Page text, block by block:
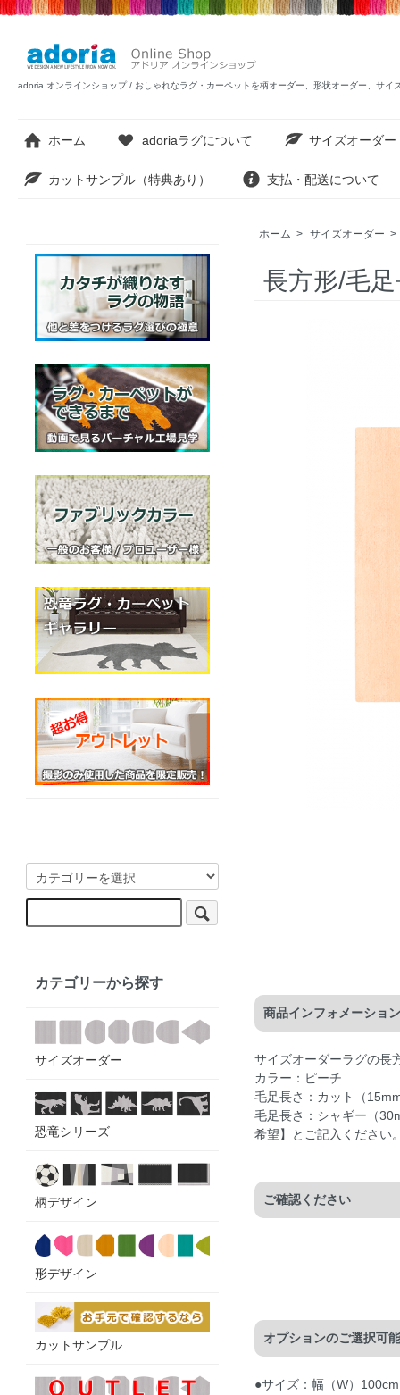
adoria オンラインショップ / おしゃれなラグ・カーペットを柄オーダー、形状オーダー、サイ
ホーム adoriaラグについて サイズオーダー
カットサンプル（特典あり） 支払・配送について
ホーム > サイズオーダー >
長方形/毛
商品インフォメーション
サイズオーダーラグの長
カラー：ピーチ
毛足長さ：カット（
毛足長さ：シャギー（
希望】とご記入ください
ご確認ください
オプションのご選択可
●サイズ：幅（W）
カテゴリーから探す
サイズオーダー
恐竜シリーズ
柄デザイン
形デザイン
カットサンプル